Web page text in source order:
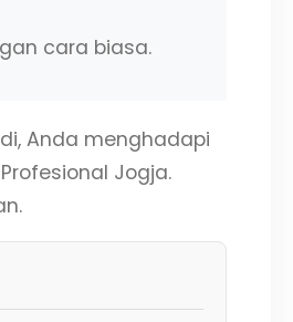
cara biasa.
Anda menghadapi
Jogja.